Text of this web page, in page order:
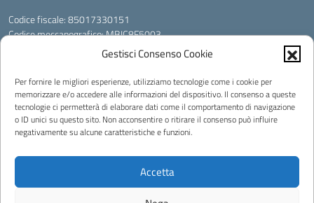
Gestisci Consenso Cookie
Per fornire le migliori esperienze, utilizziamo tecnologie come i cookie per
memorizzare e/o accedere alle informazioni del dispositivo. Il consenso a queste
tecnologie ci permetterà di elaborare dati come il comportamento di navigazione
o ID unici su questo sito. Non acconsentire o ritirare il consenso può influire
negativamente su alcune caratteristiche e funzioni.
Accetta
Codice fiscale: 85017330151
Codice meccanografico:MBIC8F5003
Codice Indice delle Pubbliche Amministrazioni (IPA): icli_108
Codice unico di fatturazione (CUF): UF78X1
Powered by